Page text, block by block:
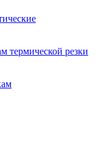
термической резки